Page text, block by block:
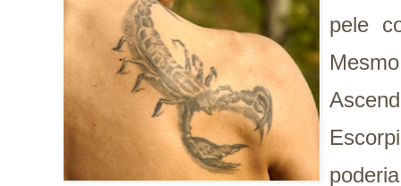
pele